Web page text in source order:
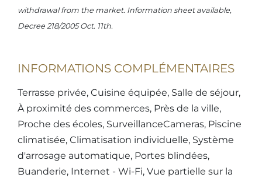
withdrawal from the market. Information sheet available,
Decree 218/2005 Oct. 11th.
INFORMATIONS COMPLÉMENTAIRES
Terrasse privée, Cuisine équipée, Salle de séjour,
À proximité des commerces, Près de la ville,
Proche des écoles, SurveillanceCameras, Piscine
climatisée, Climatisation individuelle, Système
d'arrosage automatique, Portes blindées,
Buanderie, Internet - Wi-Fi, Vue partielle sur la